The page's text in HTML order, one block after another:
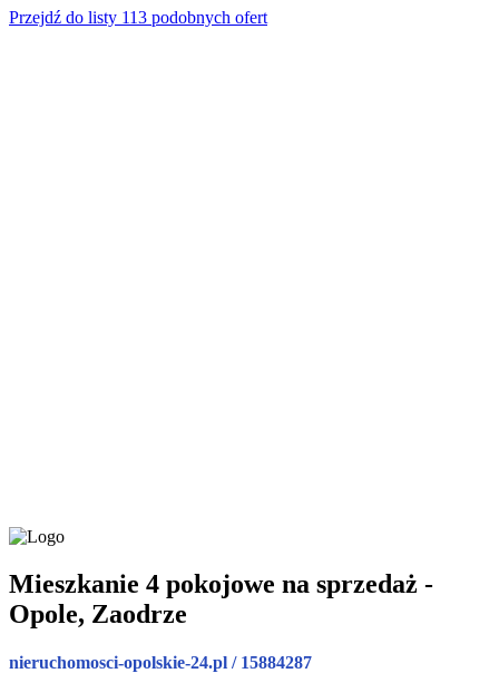
Przejdź do listy 113 podobnych ofert
Mieszkanie 4 pokojowe na sprzedaż -
Opole, Zaodrze
nieruchomosci-opolskie-24.pl / 15884287